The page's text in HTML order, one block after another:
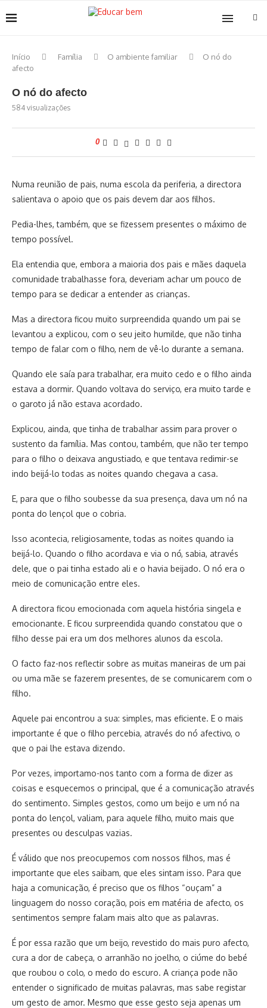
Início Família O ambiente familiar
O nó do
afecto
O nó do afecto
584 visualizações
0
Numa reunião de pais, numa escola da periferia, a directora
salientava o apoio que os pais devem dar aos filhos.
Pedia-lhes, também, que se fizessem presentes o máximo de
tempo possível.
Ela entendia que, embora a maioria dos pais e mães daquela
comunidade trabalhasse fora, deveriam achar um pouco de
tempo para se dedicar a entender as crianças.
Mas a directora ficou muito surpreendida quando um pai se
levantou a explicou, com o seu jeito humilde, que não tinha
tempo de falar com o filho, nem de vê-lo durante a semana.
Quando ele saía para trabalhar, era muito cedo e o filho ainda
estava a dormir. Quando voltava do serviço, era muito tarde e
o garoto já não estava acordado.
Explicou, ainda, que tinha de trabalhar assim para prover o
sustento da família. Mas contou, também, que não ter tempo
para o filho o deixava angustiado, e que tentava redimir-se
indo beijá-lo todas as noites quando chegava a casa.
E, para que o filho soubesse da sua presença, dava um nó na
ponta do lençol que o cobria.
Isso acontecia, religiosamente, todas as noites quando ia
beijá-lo. Quando o filho acordava e via o nó, sabia, através
dele, que o pai tinha estado ali e o havia beijado. O nó era o
meio de comunicação entre eles.
A directora ficou emocionada com aquela história singela e
emocionante. E ficou surpreendida quando constatou que o
filho desse pai era um dos melhores alunos da escola.
O facto faz-nos reflectir sobre as muitas maneiras de um pai
ou uma mãe se fazerem presentes, de se comunicarem com o
filho.
Aquele pai encontrou a sua: simples, mas eficiente. E o mais
importante é que o filho percebia, através do nó afectivo, o
que o pai lhe estava dizendo.
Por vezes, importamo-nos tanto com a forma de dizer as
coisas e esquecemos o principal, que é a comunicação através
do sentimento. Simples gestos, como um beijo e um nó na
ponta do lençol, valiam, para aquele filho, muito mais que
presentes ou desculpas vazias.
É válido que nos preocupemos com nossos filhos, mas é
importante que eles saibam, que eles sintam isso. Para que
haja a comunicação, é preciso que os filhos “ouçam” a
linguagem do nosso coração, pois em matéria de afecto, os
sentimentos sempre falam mais alto que as palavras.
É por essa razão que um beijo, revestido do mais puro afecto,
cura a dor de cabeça, o arranhão no joelho, o ciúme do bebé
que roubou o colo, o medo do escuro. A criança pode não
entender o significado de muitas palavras, mas sabe registar
um gesto de amor. Mesmo que esse gesto seja apenas um